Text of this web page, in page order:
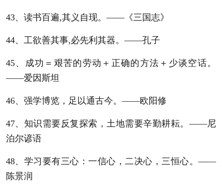
43、读书百遍,其义自现。——《三国志》
44、工欲善其事,必先利其器。——孔子
45、成功＝艰苦的劳动＋正确的方法＋少谈空话。
——爱因斯坦
46、强学博览，足以通古今。——欧阳修
47、知识需要反复探索，土地需要辛勤耕耘。——尼
泊尔谚语
48、学习要有三心：一信心，二决心，三恒心。——
陈景润